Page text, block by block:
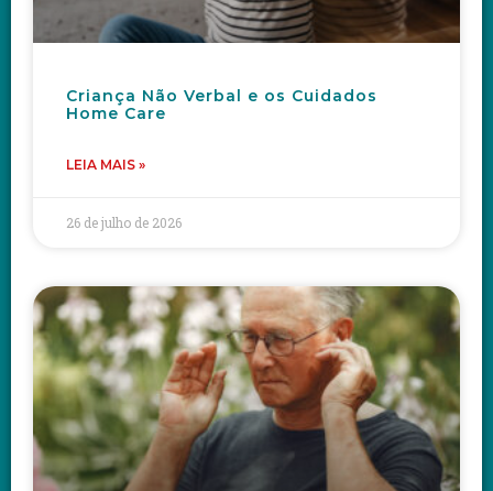
Criança Não Verbal e os Cuidados
Home Care
LEIA MAIS »
26 de julho de 2026